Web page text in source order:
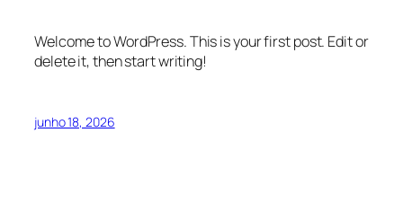
Welcome to WordPress. This is your first post. Edit or
delete it, then start writing!
junho 18, 2026